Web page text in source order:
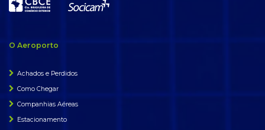
O Aeroporto
Achados e Perdidos
Como Chegar
Companhias Aéreas
Estacionamento